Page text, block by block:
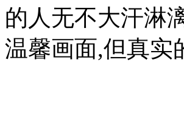
的人无不大汗淋
温馨画面,但真实